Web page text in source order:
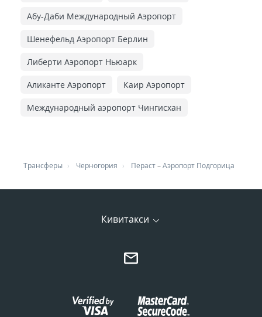
Абу-Даби Международный Аэропорт
Шенефельд Аэропорт Берлин
Либерти Аэропорт Ньюарк
Аликанте Аэропорт Каир Аэропорт
Международный аэропорт Чингисхан
Трансферы Черногория Пераст–Аэропорт Подгорица
Кивитакси